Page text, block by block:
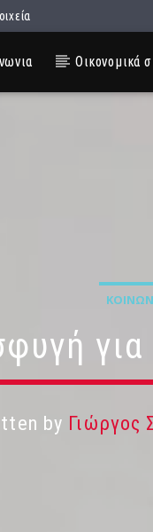
Οικονομικά
by Γιώργος